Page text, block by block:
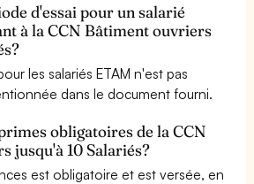
d'essai pour un salarié
à la CCN Bâtiment ouvriers
les salariés ETAM n'est pas
dans le document fourni.
obligatoires de la CCN
jusqu'à 10 Salariés?
est obligatoire et est versée, en